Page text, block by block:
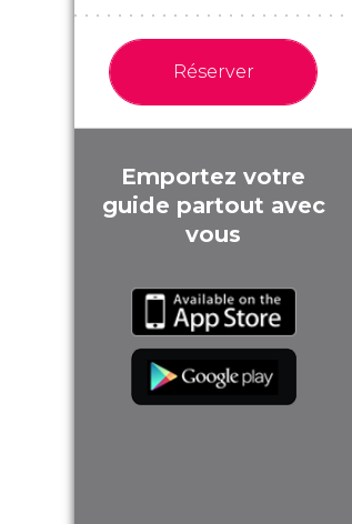
Réserver
Emportez votre
guide partout avec
vous